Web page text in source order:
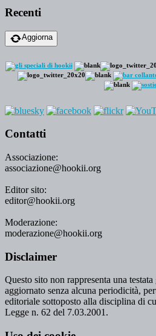
Recenti
Aggiorna
Contatti
Associazione:
associazione@hookii.org
Editor sito:
editor@hookii.org
Moderazione:
moderazione@hookii.org
Disclaimer
Questo sito non rappresenta una
aggiornato senza alcuna periodicità,
editoriale sottoposto alla disciplina di
Legge n. 62 del 7.03.2001.